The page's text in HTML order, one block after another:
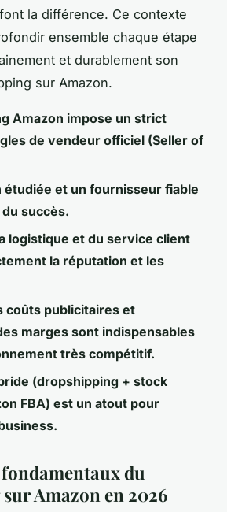
la différence. Ce contexte
ensemble chaque étape
et durablement son
sur Amazon.
Amazon impose un strict
de vendeur officiel (Seller of
étudiée et un fournisseur fiable
succès.
logistique et du service client
la réputation et les
coûts publicitaires et
marges sont indispensables
très compétitif.
(dropshipping + stock
FBA) est un atout pour
du
Amazon en 2026